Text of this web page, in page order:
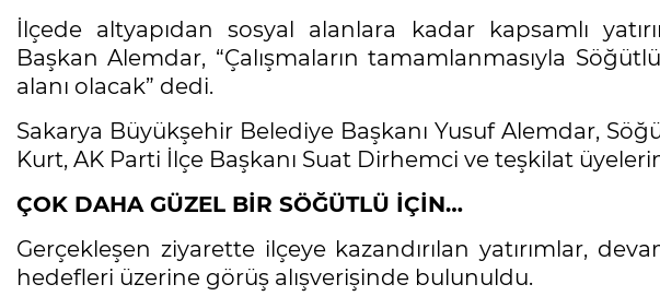
İlçede altyapıdan sosyal alanlara kadar kapsamlı
Başkan Alemdar, “Çalışmaların tamamlanmasıyla
alanı olacak” dedi.
Sakarya Büyükşehir Belediye Başkanı Yusuf Alemdar,
Kurt, AK Parti İlçe Başkanı Suat Dirhemci ve teşkilat
ÇOK DAHA GÜZEL BİR SÖĞÜTLÜ İÇİN…
Gerçekleşen ziyarette ilçeye kazandırılan yatırımlar,
hedefleri üzerine görüş alışverişinde bulunuldu.